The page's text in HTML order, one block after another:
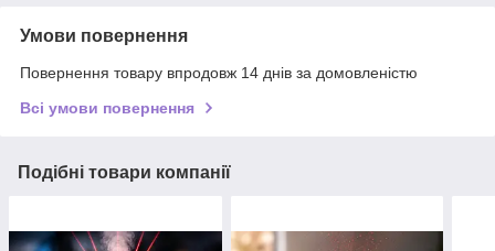
Умови повернення
Повернення товару впродовж 14 днів за домовленістю
Всі умови повернення
Подібні товари компанії